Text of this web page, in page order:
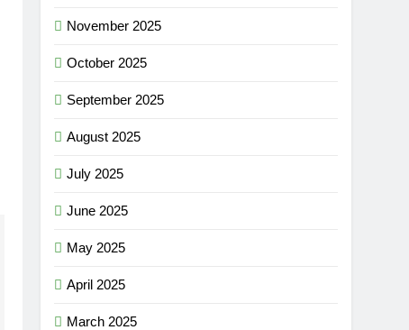
November 2025
October 2025
September 2025
August 2025
July 2025
June 2025
May 2025
April 2025
March 2025